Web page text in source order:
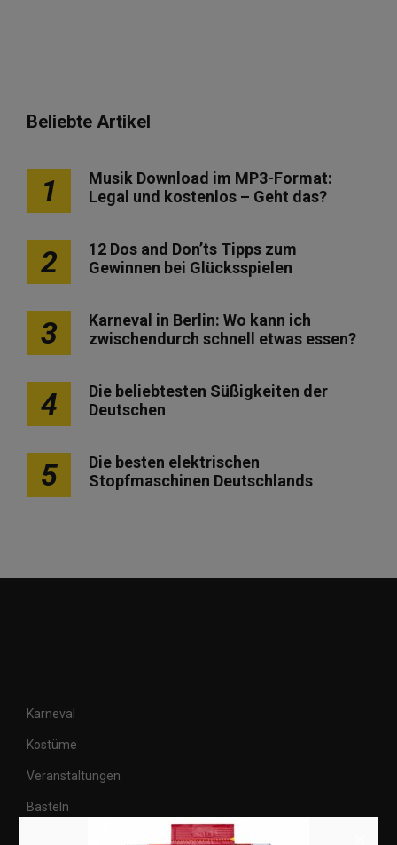
Beliebte Artikel
1
Musik Download im MP3-Format:
Legal und kostenlos – Geht das?
2
12 Dos and Don’ts Tipps zum
Gewinnen bei Glücksspielen
3
Karneval in Berlin: Wo kann ich
zwischendurch schnell etwas essen?
4
Die beliebtesten Süßigkeiten der
Deutschen
5
Die besten elektrischen
Stopfmaschinen Deutschlands
Karneval
Kostüme
Veranstaltungen
Basteln